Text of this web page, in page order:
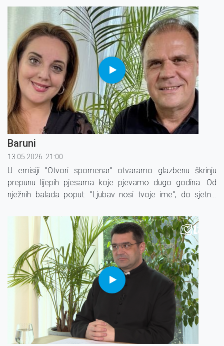
Baruni
13.05.2026. 21:00
U emisiji "Otvori spomenar" otvaramo glazbenu škrinju
prepunu lijepih pjesama koje pjevamo dugo godina. Od
nježnih balada poput: "Ljubav nosi tvoje ime", do sjetnih
"Neka pati koga smeta, Hrvatska je prvak svijeta".